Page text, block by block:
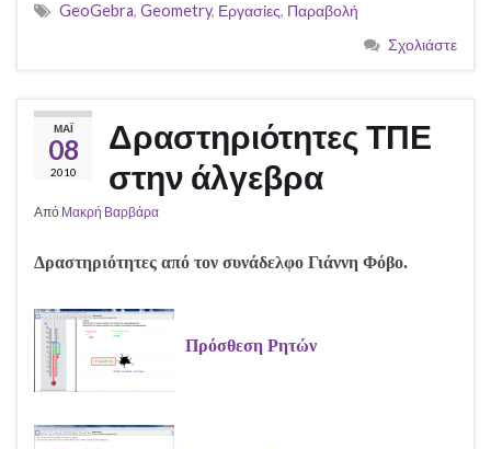
GeoGebra, Geometry, Εργασίες, Παραβολή
Σχολιάστε
ΜΆΙ
08
2010
Δραστηριότητες ΤΠΕ
στην άλγεβρα
Από Μακρή Βαρβάρα
Δραστηριότητες από τον συνάδελφο Γιάννη Φόβο.
Πρόσθεση Ρητών